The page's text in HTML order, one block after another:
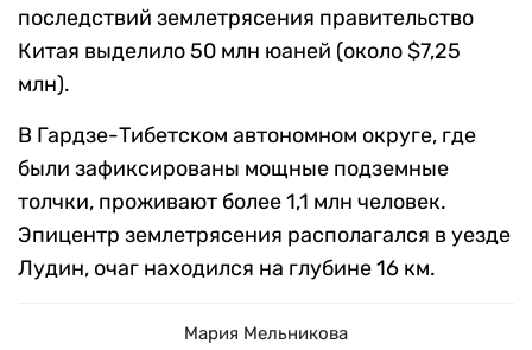
последствий землетрясения правительство
Китая выделило 50 млн юаней (около $7,25
млн).
В Гардзе-Тибетском автономном округе, где
были зафиксированы мощные подземные
толчки, проживают более 1,1 млн человек.
Эпицентр землетрясения располагался в уезде
Лудин, очаг находился на глубине 16 км.
Мария Мельникова